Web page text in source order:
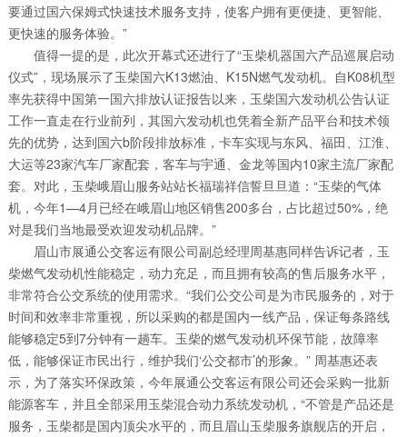
要通过国六保姆式快速技术服务支持，使客户拥有更便捷、更智能、
更快速的服务体验。”
值得一提的是，此次开幕式还进行了“玉柴机器国六产品巡展启动
仪式”，现场展示了玉柴国六K13燃油、K15N燃气发动机。自K08机型
率先获得中国第一国六排放认证报告以来，玉柴国六发动机公告认证
工作一直走在行业前列，其国六发动机也凭着全新产品平台和技术领
先的优势，达到国六b阶段排放标准，卡车实现与东风、福田、江淮、
大运等23家汽车厂家配套，客车与宇通、金龙等国内10家主流厂家配
套。对此，玉柴峨眉山服务站站长福瑞祥信誓旦旦道：“玉柴的气体
机，今年1—4月已经在峨眉山地区销售200多台，占比超过50%，绝
对是我们当地最受欢迎发动机品牌。”
眉山市展通公交客运有限公司副总经理周基惠同样告诉记者，玉
柴燃气发动机性能稳定，动力充足，而且拥有较高的售后服务水平，
非常符合公交系统的使用需求。“我们公交公司是为市民服务的，对于
时间和效率非常重视，所以采购的都是国内一线产品，保证每条路线
能够稳定5到7分钟有一趟车。玉柴的燃气发动机环保节能，故障率
低，能够保证市民出行，维护我们‘公交都市’的形象。” 周基惠还表
示，为了落实环保政策，今年展通公交客运有限公司还会采购一批新
能源客车，并且全部采用玉柴混合动力系统发动机，“不管是产品还是
服务，玉柴都是国内顶尖水平的，而且眉山玉柴服务旗舰店的开启，